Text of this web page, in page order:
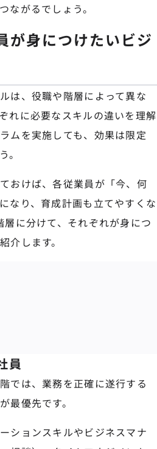
ながるでしょう。
が身につけたいビジ
は、役職や階層によって異な
れに必要なスキルの違いを理解
ムを実施しても、効果は限定
。
おけば、各従業員が「今、何
なり、育成計画も立てやすくな
層に分けて、それぞれが身につ
介します。
員
では、業務を正確に遂行する
最優先です。
ションスキルやビジネスマナ